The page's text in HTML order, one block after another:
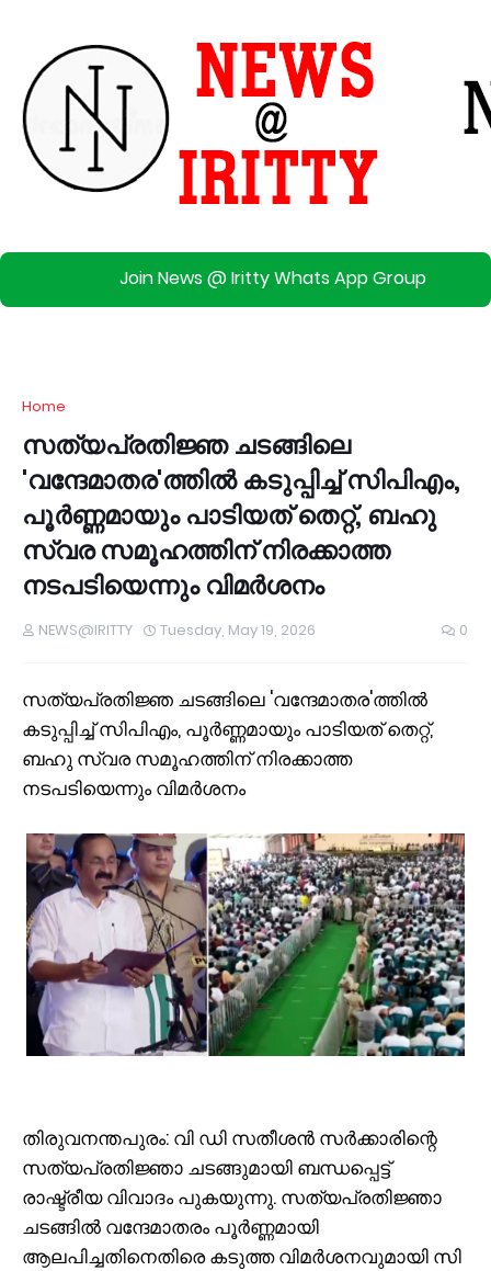
Join News @ Iritty Whats App Group
Home
സത്യപ്രതിജ്ഞ ചടങ്ങിലെ
'വന്ദേമാതര'ത്തിൽ കടുപ്പിച്ച് സിപിഎം,
പൂർണ്ണമായും പാടിയത് തെറ്റ്, ബഹു
സ്വര സമൂഹത്തിന് നിരക്കാത്ത
നടപടിയെന്നും വിമർശനം
NEWS@IRITTY Tuesday, May 19, 2026 0
സത്യപ്രതിജ്ഞ ചടങ്ങിലെ 'വന്ദേമാതര'ത്തിൽ
കടുപ്പിച്ച് സിപിഎം, പൂർണ്ണമായും പാടിയത് തെറ്റ്,
ബഹു സ്വര സമൂഹത്തിന് നിരക്കാത്ത
നടപടിയെന്നും വിമർശനം
തിരുവനന്തപുരം: വി ഡി സതീശൻ സർക്കാരിന്റെ
സത്യപ്രതിജ്ഞാ ചടങ്ങുമായി ബന്ധപ്പെട്ട്
രാഷ്ട്രീയ വിവാദം പുകയുന്നു. സത്യപ്രതിജ്ഞാ
ചടങ്ങിൽ വന്ദേമാതരം പൂർണ്ണമായി
ആലപിച്ചതിനെതിരെ കടുത്ത വിമർശനവുമായി സി